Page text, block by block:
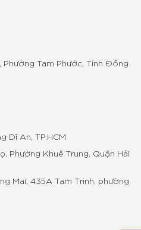
Phường Tam Phước, Tỉnh Đồng
Dĩ An, TP.HCM
Phường Khuê Trung, Quận Hải
Mai, 435A Tam Trinh, phường